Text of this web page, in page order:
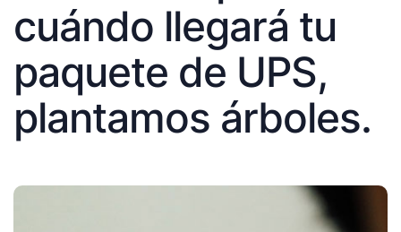
cuándo llegará tu
paquete de UPS,
plantamos árboles.